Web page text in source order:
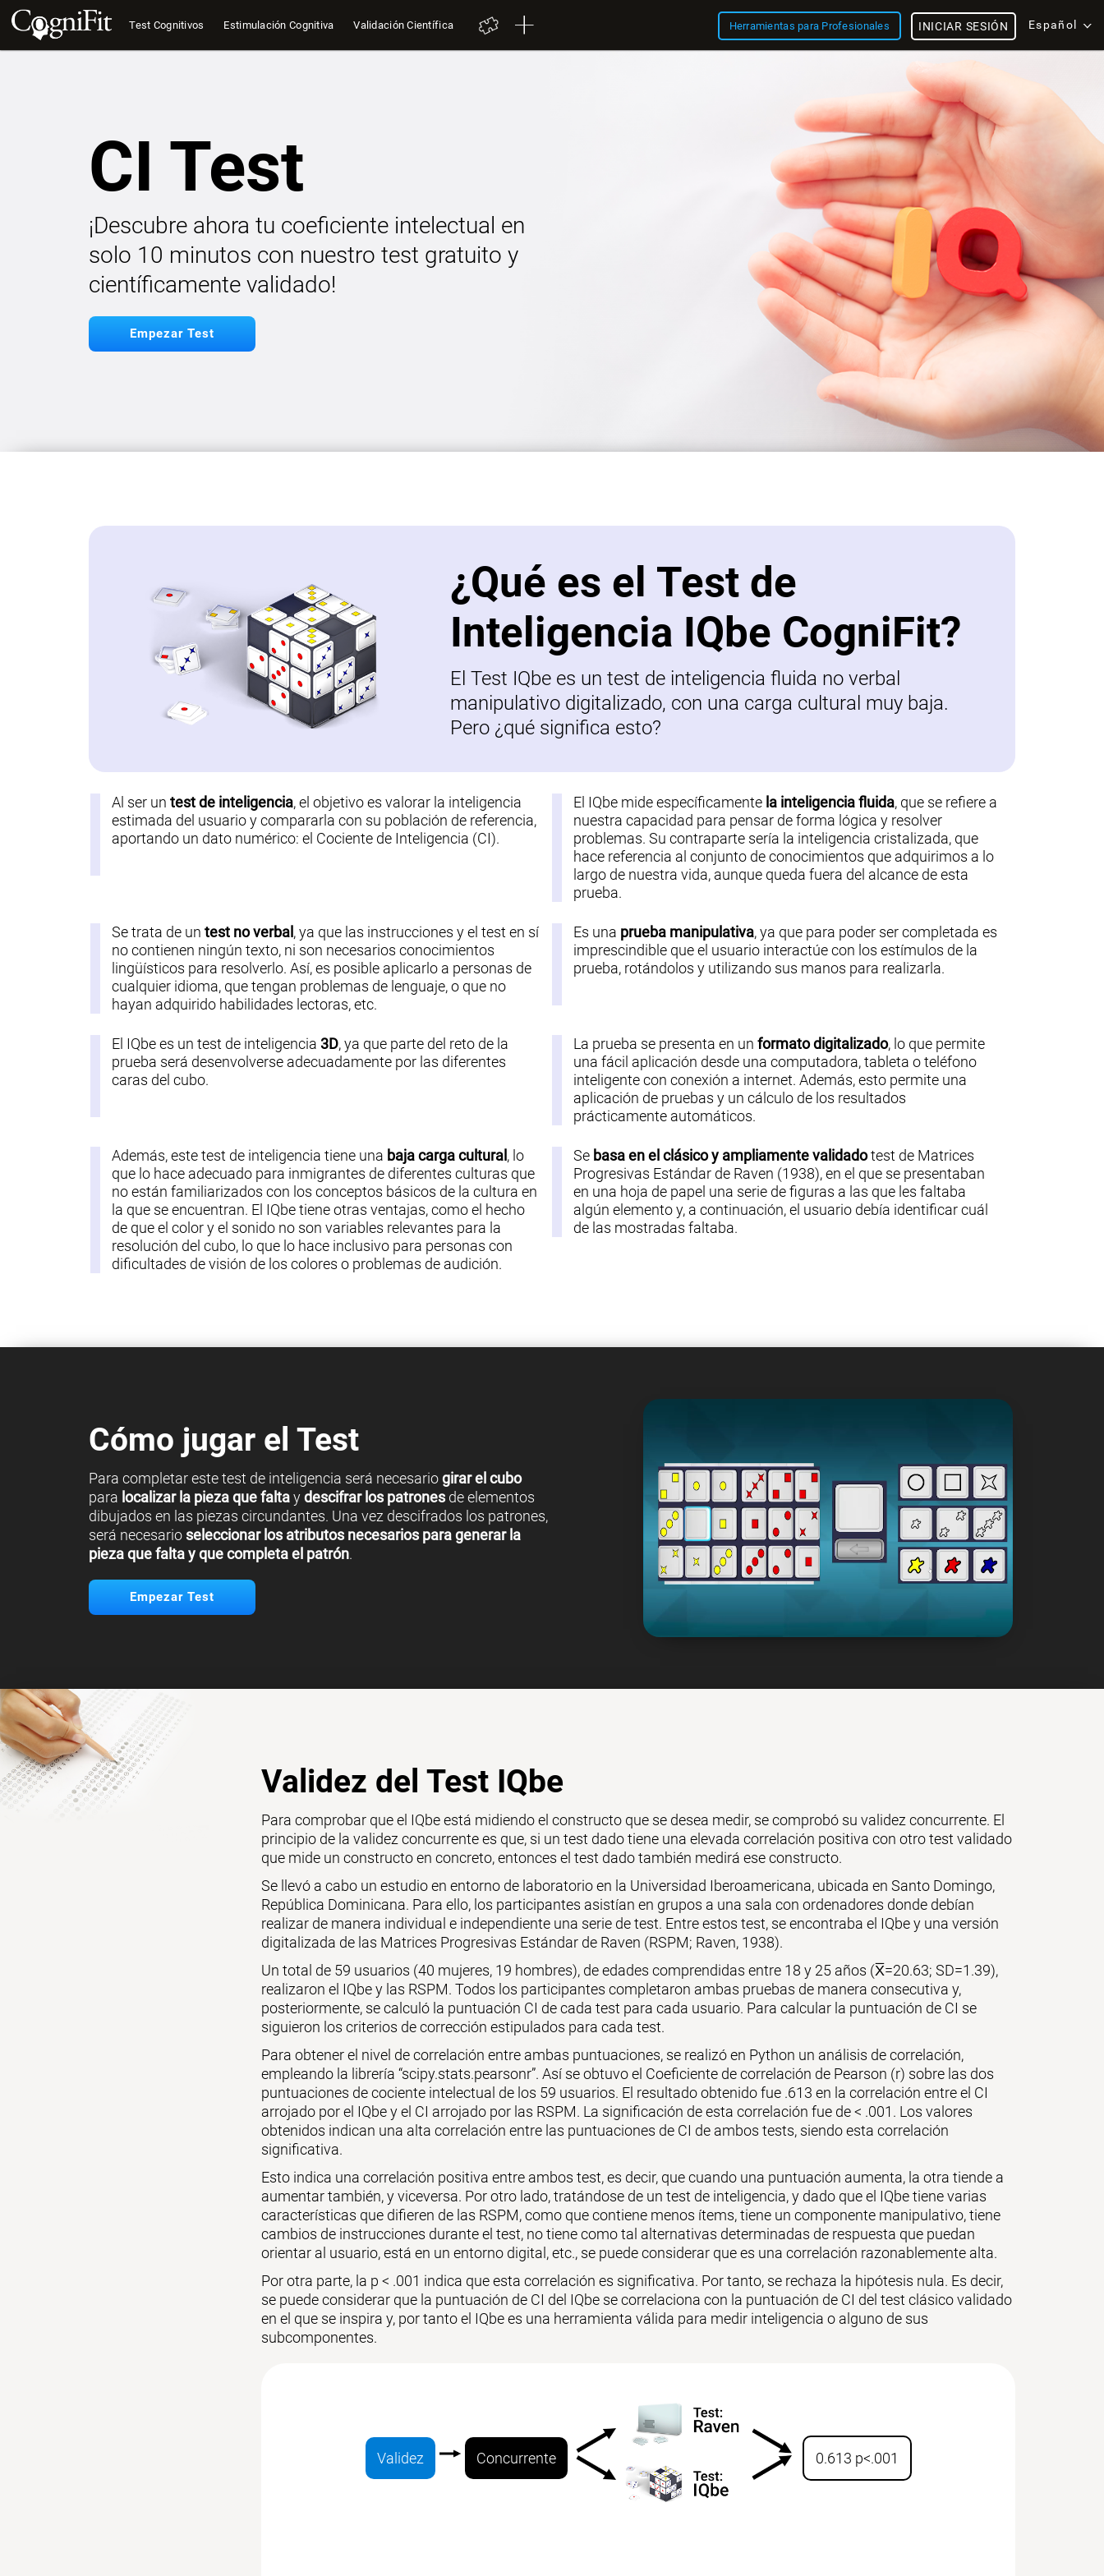
Test Cognitivos Estimulación Cognitiva Validación Científica Herramientas para Profesionales Español
INICIAR SESIÓN
CI Test
¡Descubre ahora tu coeficiente intelectual en
solo 10 minutos con nuestro test gratuito y
científicamente validado!
Empezar Test
¿Qué es el Test de
Inteligencia IQbe CogniFit?
El Test IQbe es un test de inteligencia fluida no verbal
manipulativo digitalizado, con una carga cultural muy baja.
Pero ¿qué significa esto?
Al ser un test de inteligencia, el objetivo es valorar la inteligencia
estimada del usuario y compararla con su población de referencia,
aportando un dato numérico: el Cociente de Inteligencia (CI).
El IQbe mide específicamente la inteligencia fluida, que se refiere a
nuestra capacidad para pensar de forma lógica y resolver
problemas. Su contraparte sería la inteligencia cristalizada, que
hace referencia al conjunto de conocimientos que adquirimos a lo
largo de nuestra vida, aunque queda fuera del alcance de esta
prueba.
Se trata de un test no verbal , ya que las instrucciones y el test en sí
no contienen ningún texto, ni son necesarios conocimientos
lingüísticos para resolverlo. Así, es posible aplicarlo a personas de
cualquier idioma, que tengan problemas de lenguaje, o que no
hayan adquirido habilidades lectoras, etc.
Es una prueba manipulativa, ya que para poder ser completada es
imprescindible que el usuario interactúe con los estímulos de la
prueba, rotándolos y utilizando sus manos para realizarla.
El IQbe es un test de inteligencia 3D, ya que parte del reto de la
prueba será desenvolverse adecuadamente por las diferentes
caras del cubo.
La prueba se presenta en un formato digitalizado, lo que permite
una fácil aplicación desde una computadora, tableta o teléfono
inteligente con conexión a internet. Además, esto permite una
aplicación de pruebas y un cálculo de los resultados
prácticamente automáticos.
Además, este test de inteligencia tiene una baja carga cultural , lo
que lo hace adecuado para inmigrantes de diferentes culturas que
no están familiarizados con los conceptos básicos de la cultura en
la que se encuentran. El IQbe tiene otras ventajas, como el hecho
de que el color y el sonido no son variables relevantes para la
resolución del cubo, lo que lo hace inclusivo para personas con
dificultades de visión de los colores o problemas de audición.
Se basa en el clásico y ampliamente validadotest de Matrices
Progresivas Estándar de Raven (1938), en el que se presentaban
en una hoja de papel una serie de figuras a las que les faltaba
algún elemento y, a continuación, el usuario debía identificar cuál
de las mostradas faltaba.
Cómo jugar el Test
Para completar este test de inteligencia será necesariogirar el cubo
para localizar la pieza que faltaydescifrar los patronesde elementos
dibujados en las piezas circundantes. Una vez descifrados los patrones,
será necesario seleccionar los atributos necesarios para generar la
pieza que falta y que completa el patrón.
Empezar Test
Validez del Test IQbe
Para comprobar que el IQbe está midiendo el constructo que se desea medir, se comprobó su validez concurrente. El
principio de la validez concurrente es que, si un test dado tiene una elevada correlación positiva con otro test validado
que mide un constructo en concreto, entonces el test dado también medirá ese constructo.
Se llevó a cabo un estudio en entorno de laboratorio en la Universidad Iberoamericana, ubicada en Santo Domingo,
República Dominicana. Para ello, los participantes asistían en grupos a una sala con ordenadores donde debían
realizar de manera individual e independiente una serie de test. Entre estos test, se encontraba el IQbe y una versión
digitalizada de las Matrices Progresivas Estándar de Raven (RSPM; Raven, 1938).
Un total de 59 usuarios (40 mujeres, 19 hombres), de edades comprendidas entre 18 y 25 años (X̅=20.63; SD=1.39),
realizaron el IQbe y las RSPM. Todos los participantes completaron ambas pruebas de manera consecutiva y,
posteriormente, se calculó la puntuación CI de cada test para cada usuario. Para calcular la puntuación de CI se
siguieron los criterios de corrección estipulados para cada test.
Para obtener el nivel de correlación entre ambas puntuaciones, se realizó en Python un análisis de correlación,
empleando la librería “scipy.stats.pearsonr”. Así se obtuvo el Coeficiente de correlación de Pearson (r) sobre las dos
puntuaciones de cociente intelectual de los 59 usuarios. El resultado obtenido fue .613 en la correlación entre el CI
arrojado por el IQbe y el CI arrojado por las RSPM. La significación de esta correlación fue de < .001. Los valores
obtenidos indican una alta correlación entre las puntuaciones de CI de ambos tests, siendo esta correlación
significativa.
Esto indica una correlación positiva entre ambos test, es decir, que cuando una puntuación aumenta, la otra tiende a
aumentar también, y viceversa. Por otro lado, tratándose de un test de inteligencia, y dado que el IQbe tiene varias
características que difieren de las RSPM, como que contiene menos ítems, tiene un componente manipulativo, tiene
cambios de instrucciones durante el test, no tiene como tal alternativas determinadas de respuesta que puedan
orientar al usuario, está en un entorno digital, etc., se puede considerar que es una correlación razonablemente alta.
Por otra parte, la p < .001 indica que esta correlación es significativa. Por tanto, se rechaza la hipótesis nula. Es decir,
se puede considerar que la puntuación de CI del IQbe se correlaciona con la puntuación de CI del test clásico validado
en el que se inspira y, por tanto el IQbe es una herramienta válida para medir inteligencia o alguno de sus
subcomponentes.
Validez Concurrente 0.613 p<.001